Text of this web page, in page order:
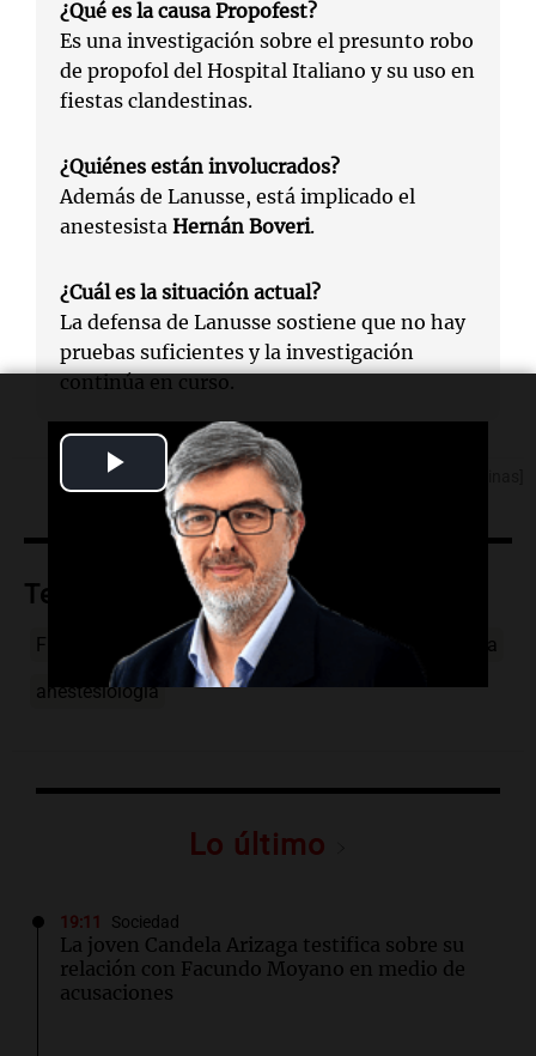
Play
Video
¿Qué es la causa Propofest?
Es una investigación sobre el presunto robo
de propofol del Hospital Italiano y su uso en
fiestas clandestinas.
¿Quiénes están involucrados?
Además de Lanusse, está implicado el
anestesista Hernán Boveri.
¿Cuál es la situación actual?
La defensa de Lanusse sostiene que no hay
pruebas suficientes y la investigación
continúa en curso.
Temas
Fini Lanusse Propofest justicia
anestesiología
Lo último
19:11 Sociedad
La joven Candela Arizaga testifica sobre su
relación con Facundo Moyano en medio de
acusaciones